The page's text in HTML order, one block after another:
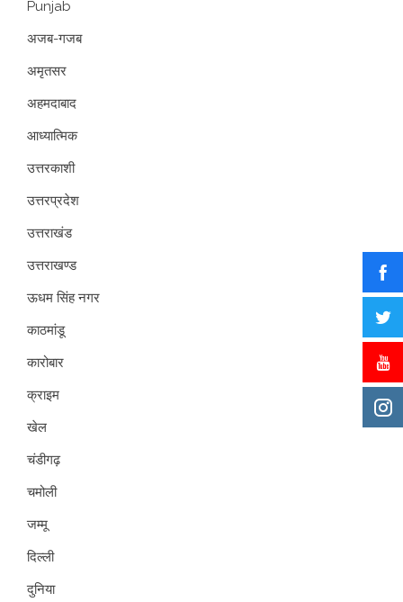
Punjab
अजब-गजब
अमृतसर
अहमदाबाद
आध्यात्मिक
उत्तरकाशी
उत्तरप्रदेश
उत्तराखंड
उत्तराखण्ड
ऊधम सिंह नगर
काठमांडू
कारोबार
क्राइम
खेल
चंडीगढ़
चमोली
जम्मू
दिल्ली
दुनिया